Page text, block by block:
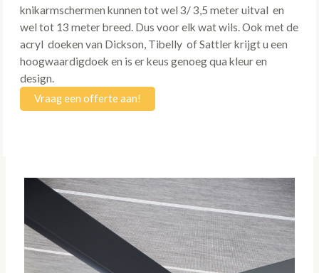
knikarmschermen kunnen tot wel 3/ 3,5 meter uitval en
wel tot 13 meter breed. Dus voor elk wat wils. Ook met de
acryl doeken van Dickson, Tibelly of Sattler krijgt u een
hoogwaardigdoek en is er keus genoeg qua kleur en
design.
Vraag een offerte aan!